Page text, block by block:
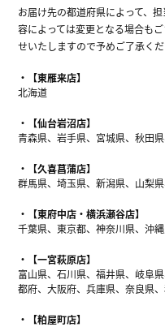
お届け先の都道府県によって、
容によっては変更となる場合も
せいたしますので予めご了承くだ
【東雁来店】
北海道
【仙台岩沼店】
青森県、岩手県、宮城県、秋田
【久喜菖蒲店】
群馬県、埼玉県、新潟県、山梨
【東府中店・横浜瀬谷店】
千葉県、東京都、神奈川県、沖
【一宮萩原店】
富山県、石川県、福井県、岐阜
都府、大阪府、兵庫県、奈良県
【粕屋町店】